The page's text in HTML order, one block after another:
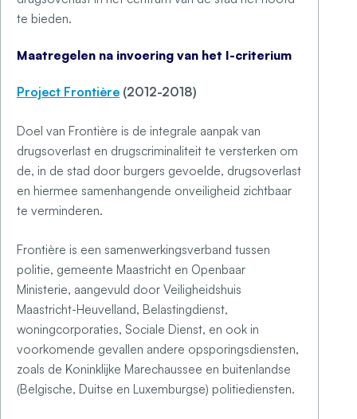
te bieden.
Maatregelen na invoering van het I-criterium
Project Frontière (2012-2018)
Doel van Frontière is de integrale aanpak van
drugsoverlast en drugscriminaliteit te versterken om
de, in de stad door burgers gevoelde, drugsoverlast
en hiermee samenhangende onveiligheid zichtbaar
te verminderen.
Frontière is een samenwerkingsverband tussen
politie, gemeente Maastricht en Openbaar
Ministerie, aangevuld door Veiligheidshuis
Maastricht-Heuvelland, Belastingdienst,
woningcorporaties, Sociale Dienst, en ook in
voorkomende gevallen andere opsporingsdiensten,
zoals de Koninklijke Marechaussee en buitenlandse
(Belgische, Duitse en Luxemburgse) politiediensten.